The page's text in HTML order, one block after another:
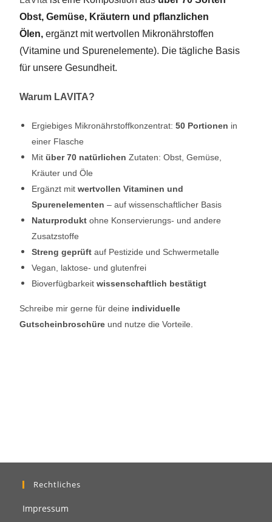
Obst, Gemüse, Kräutern und pflanzlichen
Ölen, ergänzt mit wertvollen Mikronährstoffen
(Vitamine und Spurenelemente). Die tägliche Basis
für unsere Gesundheit.
Warum LAVITA?
Ergiebiges Mikronährstoffkonzentrat:50 Portionen in
einer Flasche
Mit über 70 natürlichen Zutaten: Obst, Gemüse,
Kräuter und Öle
Ergänzt mitwertvollen Vitaminen und
Spurenelementen – auf wissenschaftlicher Basis
Naturprodukt ohne Konservierungs- und andere
Zusatzstoffe
Streng geprüft auf Pestizide und Schwermetalle
Vegan, laktose- und glutenfrei
Bioverfügbarkeitwissenschaftlich bestätigt
Schreibe mir gerne für deine individuelle
Gutscheinbroschüre und nutze die Vorteile.
Rechtliches
Impressum